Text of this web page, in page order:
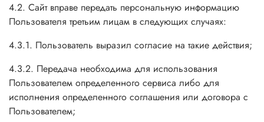
4.2. Сайт вправе передать персональную информацию
Пользователя третьим лицам в следующих случаях:
4.3.1. Пользователь выразил согласие на такие действия;
4.3.2. Передача необходима для использования
Пользователем определенного сервиса либо для
исполнения определенного соглашения или договора с
Пользователем;